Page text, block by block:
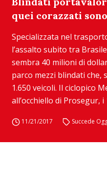
quei corazzati
Specializzata nel
l’assalto subito tra
sembra 40 milioni di
parco mezzi blindati che,
1.650 veicoli. Il ciclopico
all’occhiello di Prosegur, i
11/21/2017 Succede